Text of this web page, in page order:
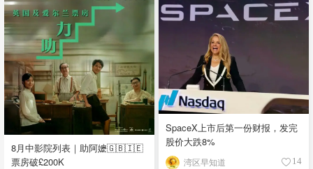
8月中影院列表｜助阿嬷🇬🇧🇮🇪
票房破£200K
SpaceX上市后第一份财报，发完
股价大跌8%
湾区早知道 14